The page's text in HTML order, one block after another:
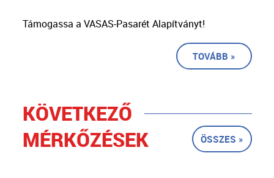
Támogassa a VASAS-Pasarét Alapítványt!
TOVÁBB »
KÖVETKEZŐ
MÉRKŐZÉSEK
ÖSSZES »